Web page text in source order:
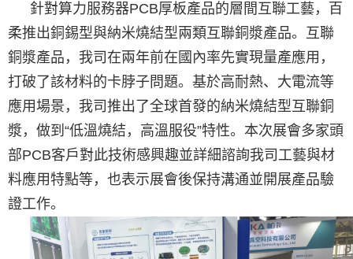
針對算力服務器PCB厚板產品的層間互聯工藝，百
柔推出銅錫型與納米燒結型兩類互聯銅漿產品。互聯
銅漿產品，我司在兩年前在國內率先實現量產應用，
打破了該材料的卡脖子問題。基於高耐熱、大電流等
應用場景，我司推出了全球首發的納米燒結型互聯銅
漿，做到“低溫燒結，高溫服役”特性。本次展會多家頭
部PCB客戶對此技術感興趣並詳細諮詢我司工藝與材
料應用特點等，也表示展會後保持溝通並開展產品驗
證工作。